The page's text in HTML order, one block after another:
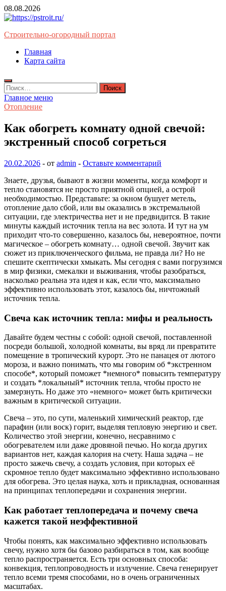
Перейти
к
08.08.2026
Строительно-огородный портал
Главная
Карта сайта
Найти:
Главное меню
Отопление
Как обогреть комнату одной свечой:
экстренный способ согреться
20.02.2026 - от admin - Оставьте комментарий
Знаете, друзья, бывают в жизни моменты, когда комфорт и
тепло становятся не просто приятной опцией, а острой
необходимостью. Представьте: за окном бушует метель,
отопление дало сбой, или вы оказались в экстремальной
ситуации, где электричества нет и не предвидится. В такие
минуты каждый источник тепла на вес золота. И тут на ум
приходит что-то совершенно, казалось бы, невероятное, почти
магическое – обогреть комнату… одной свечой. Звучит как
сюжет из приключенческого фильма, не правда ли? Но не
спешите скептически хмыкать. Мы сегодня с вами погрузимся
в мир физики, смекалки и выживания, чтобы разобраться,
насколько реальна эта идея и как, если что, максимально
эффективно использовать этот, казалось бы, ничтожный
источник тепла.
Свеча как источник тепла: мифы и реальность
Давайте будем честны с собой: одной свечой, поставленной
посреди большой, холодной комнаты, вы вряд ли превратите
помещение в тропический курорт. Это не панацея от лютого
мороза, и важно понимать, что мы говорим об *экстренном
способе*, который поможет *немного* повысить температуру
и создать *локальный* источник тепла, чтобы просто не
замерзнуть. Но даже это «немного» может быть критически
важным в критической ситуации.
Свеча – это, по сути, маленький химический реактор, где
парафин (или воск) горит, выделяя тепловую энергию и свет.
Количество этой энергии, конечно, несравнимо с
обогревателем или даже дровяной печью. Но когда других
вариантов нет, каждая калория на счету. Наша задача – не
просто зажечь свечу, а создать условия, при которых её
скромное тепло будет максимально эффективно использовано
для обогрева. Это целая наука, хоть и прикладная, основанная
на принципах теплопередачи и сохранения энергии.
Как работает теплопередача и почему свеча
кажется такой неэффективной
Чтобы понять, как максимально эффективно использовать
свечу, нужно хотя бы базово разбираться в том, как вообще
тепло распространяется. Есть три основных способа:
конвекция, теплопроводность и излучение. Свеча генерирует
тепло всеми тремя способами, но в очень ограниченных
масштабах.